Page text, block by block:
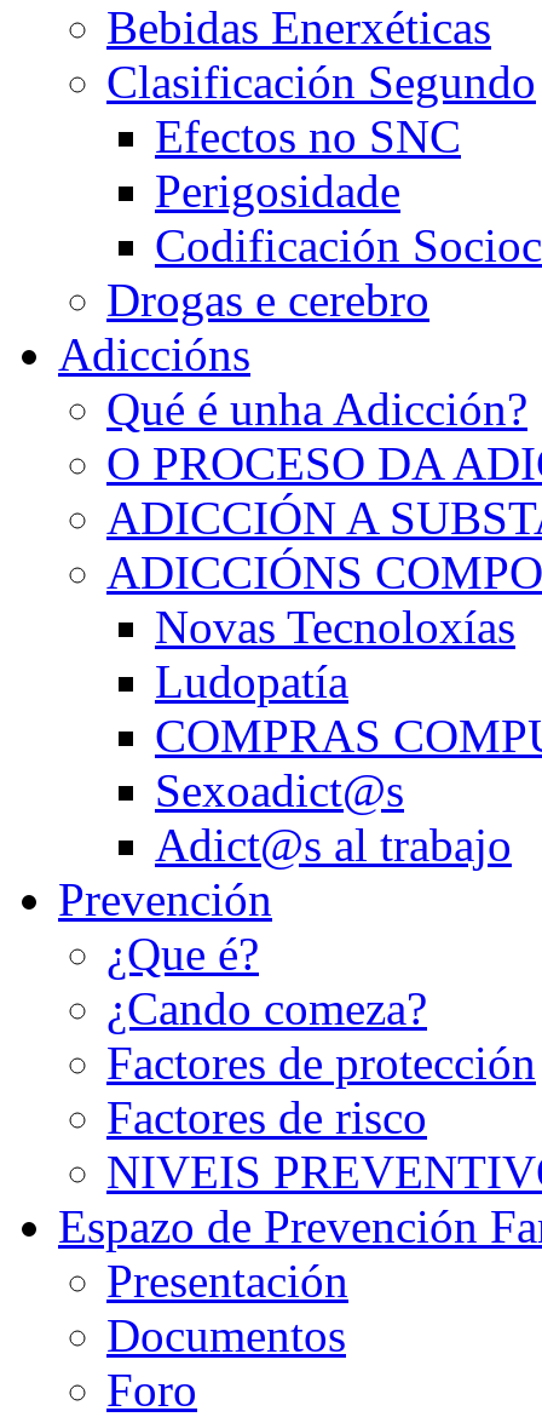
Bebidas Enerxéticas
Clasificación Segundo
Efectos no SNC
Perigosidade
Codificación
Drogas e cerebro
Adiccións
Qué é unha Adicción?
O PROCESO DA
ADICCIÓN A
ADICCIÓNS
Novas Tecnoloxías
Ludopatía
COMPRAS
Sexoadict@s
Adict@s al trabajo
Prevención
¿Que é?
¿Cando comeza?
Factores de protección
Factores de risco
NIVEIS
Espazo de Prevención
Presentación
Documentos
Foro